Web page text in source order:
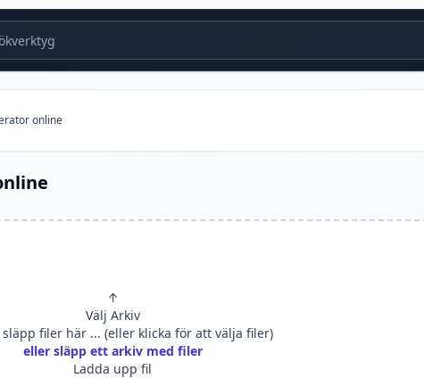
online
↑
Välj Arkiv
släpp filer här ... (eller klicka för att välja filer)
eller släpp ett arkiv med filer
Ladda upp fil